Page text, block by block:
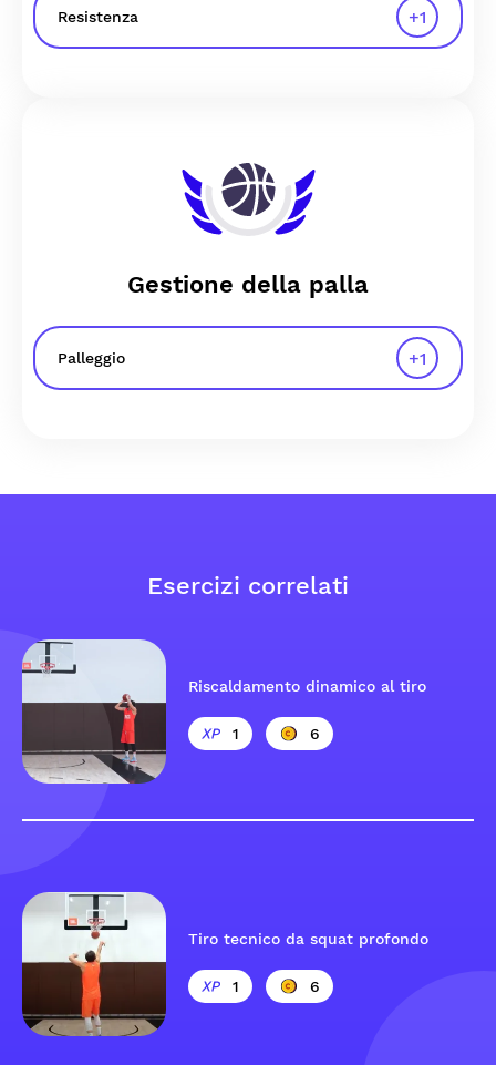
Resistenza +1
Gestione della palla
Palleggio +1
Esercizi correlati
Riscaldamento dinamico al tiro
1 6
Tiro tecnico da squat profondo
1 6